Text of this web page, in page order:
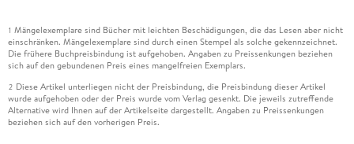
1 Mängelexemplare sind Bücher mit leichten Beschädigungen, die das Lesen aber nicht
einschränken. Mängelexemplare sind durch einen Stempel als solche gekennzeichnet.
Die frühere Buchpreisbindung ist aufgehoben. Angaben zu Preissenkungen beziehen
sich auf den gebundenen Preis eines mangelfreien Exemplars.
2 Diese Artikel unterliegen nicht der Preisbindung, die Preisbindung dieser Artikel
wurde aufgehoben oder der Preis wurde vom Verlag gesenkt. Die jeweils zutreffende
Alternative wird Ihnen auf der Artikelseite dargestellt. Angaben zu Preissenkungen
beziehen sich auf den vorherigen Preis.